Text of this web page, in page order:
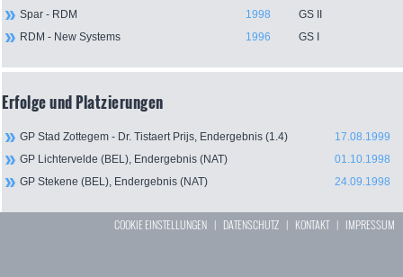
Spar - RDM
1998
GS II
RDM - New Systems
1996 GS I
Erfolge und Platzierungen
GP Stad Zottegem - Dr. Tistaert Prijs, Endergebnis (1.4)
17.08.1999
GP Lichtervelde (BEL), Endergebnis (NAT)
01.10.1998
GP Stekene (BEL), Endergebnis (NAT)
24.09.1998
COOKIE EINSTELLUNGEN | DATENSCHUTZ | KONTAKT| IMPRESSUM